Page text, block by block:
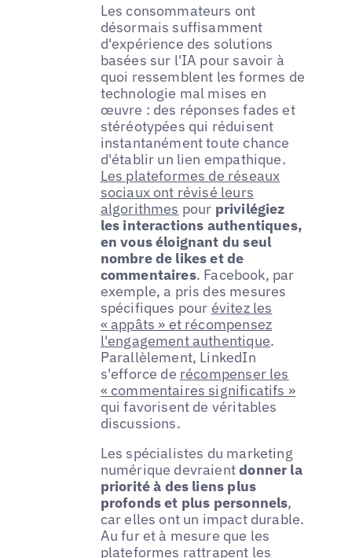
Les consommateurs ont
désormais suffisamment
d'expérience des solutions
basées sur l'IA pour savoir à
quoi ressemblent les formes de
technologie mal mises en
œuvre : des réponses fades et
stéréotypées qui réduisent
instantanément toute chance
d'établir un lien empathique.
Les plateformes de réseaux
sociaux ont révisé leurs
algorithmes pour privilégiez
les interactions authentiques,
en vous éloignant du seul
nombre de likes et de
commentaires. Facebook, par
exemple, a pris des mesures
spécifiques pour évitez les
« appâts » et récompensez
l'engagement authentique.
Parallèlement, LinkedIn
s'efforce de récompenser les
« commentaires significatifs »
qui favorisent de véritables
discussions.
Les spécialistes du marketing
numérique devraientdonner la
priorité à des liens plus
profonds et plus personnels,
car elles ont un impact durable.
Au fur et à mesure que les
plateformes rattrapent les